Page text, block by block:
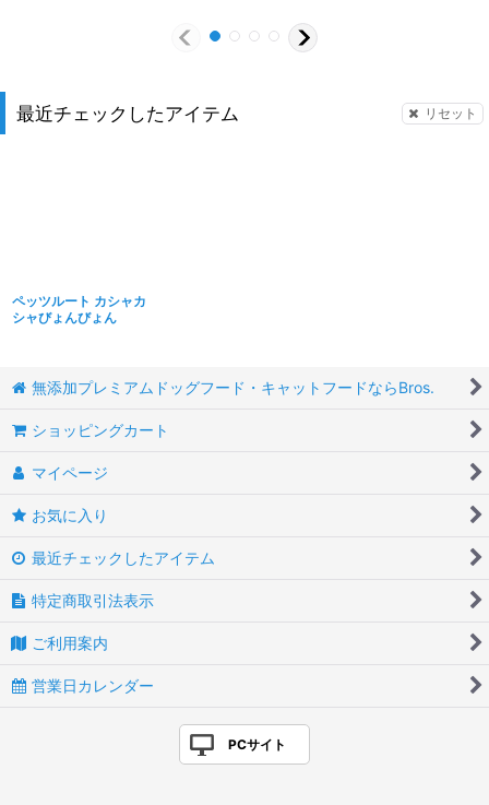
最近チェックしたアイテム リセット
ペッツルート カシャカ
シャびょんびょん
無添加プレミアムドッグフード・キャットフードならBros.
ショッピングカート
マイページ
お気に入り
最近チェックしたアイテム
特定商取引法表示
ご利用案内
営業日カレンダー
PCサイト